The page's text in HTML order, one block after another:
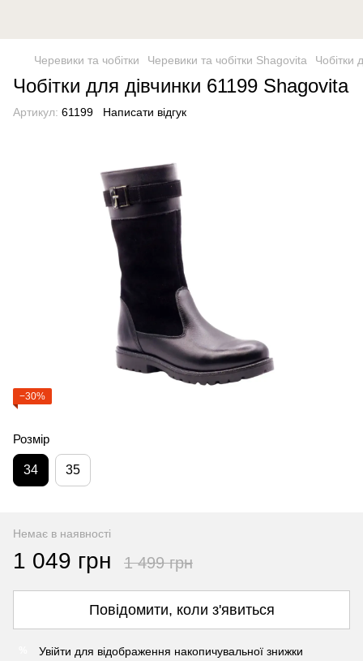
Черевики та чобітки Черевики та чобітки Shagovita Чобітки
Чобітки для дівчинки 61199 Shagovita
Артикул: 61199 Написати відгук
−30%
Розмір
34 35
Немає в наявності
1 049 грн 1 499 грн
Повідомити, коли з'явиться
Увійти для відображення накопичувальної знижки